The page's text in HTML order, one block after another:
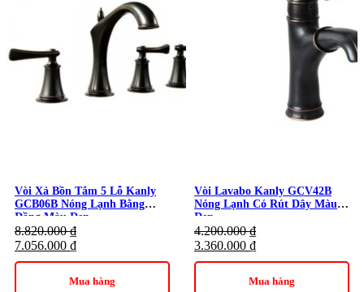
Vòi Xả Bồn Tắm 5 Lỗ Kanly
GCB06B Nóng Lạnh Bằng
Đồng Màu Đen
8.820.000₫
7.056.000 ₫
Mua hàng
Vòi Lavabo Kanly GCV42B
Nóng Lạnh Có Rút Dây Màu
Đen
4.200.000₫
3.360.000 ₫
Mua hàng